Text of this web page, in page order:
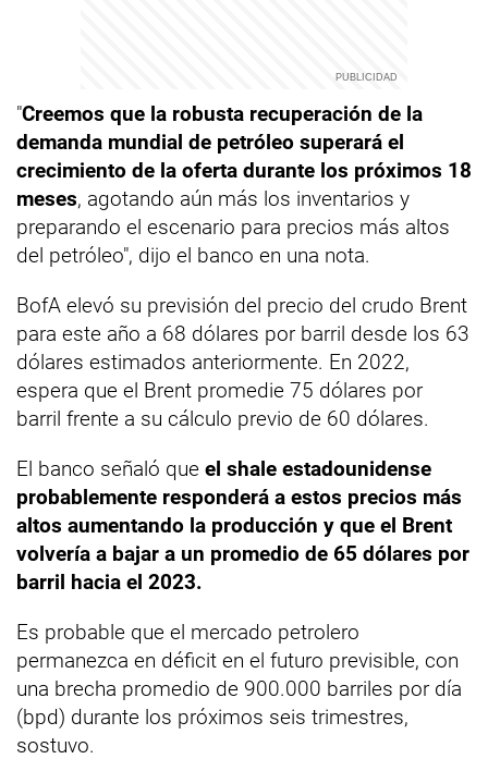
"Creemos que la robusta recuperación de la
demanda mundial de petróleo superará el
crecimiento de la oferta durante los próximos 18
meses, agotando aún más los inventarios y
preparando el escenario para precios más altos
del petróleo", dijo el banco en una nota.
BofA elevó su previsión del precio del crudo Brent
para este año a 68 dólares por barril desde los 63
dólares estimados anteriormente. En 2022,
espera que el Brent promedie 75 dólares por
barril frente a su cálculo previo de 60 dólares.
El banco señaló que el shale estadounidense
probablemente responderá a estos precios más
altos aumentando la producción y que el Brent
volvería a bajar a un promedio de 65 dólares por
barril hacia el 2023.
Es probable que el mercado petrolero
permanezca en déficit en el futuro previsible, con
una brecha promedio de 900.000 barriles por día
(bpd) durante los próximos seis trimestres,
sostuvo.